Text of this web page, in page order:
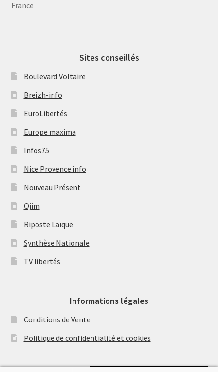
France
Sites conseillés
Boulevard Voltaire
Breizh-info
EuroLibertés
Europe maxima
Infos75
Nice Provence info
Nouveau Présent
Ojim
Riposte Laïque
Synthèse Nationale
TV libertés
Informations légales
Conditions de Vente
Politique de confidentialité et cookies